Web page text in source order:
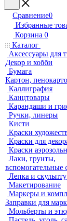
Сравнение0
Избранные
Корзина 0
Каталог
Аксессуары для
Декор и хобби
Бумага
Картон,
Каллиграфия
Канцтовары
Карандаши и
Ручки, линеры
Кисти
Краски
Краски для
Краски
Лаки, грунты,
вспомогательные
Лепка и
Макетирование
Маркеры и
Заправки для
Мольберты и